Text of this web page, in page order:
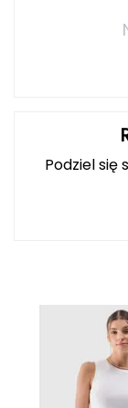
HAGLÖFS
Haago
Podziel się